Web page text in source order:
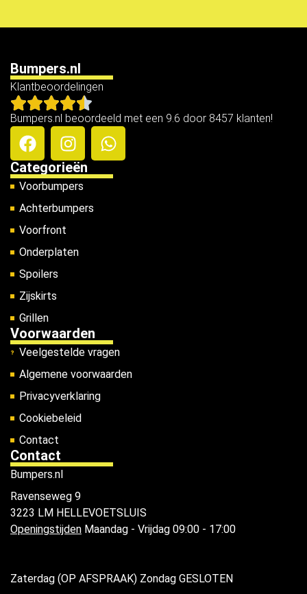
Bumpers.nl
Klantbeoordelingen
Bumpers.nl beoordeeld met een 9.6 door 8457 klanten!
Categorieën
Voorbumpers
Achterbumpers
Voorfront
Onderplaten
Spoilers
Zijskirts
Grillen
Voorwaarden
Veelgestelde vragen
Algemene voorwaarden
Privacyverklaring
Cookiebeleid
Contact
Contact
Bumpers.nl
Ravenseweg 9
3223 LM HELLEVOETSLUIS
Openingstijden Maandag - Vrijdag 09:00 - 17:00
Zaterdag (OP AFSPRAAK) Zondag GESLOTEN